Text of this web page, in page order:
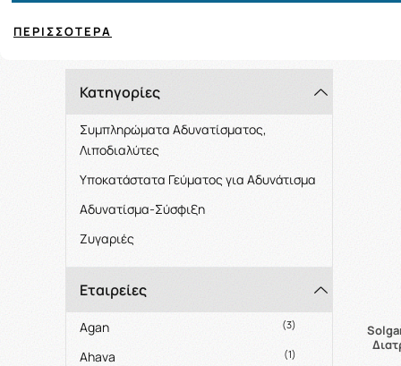
Κατηγορίες
Συμπληρώματα Αδυνατίσματος,
Λιποδιαλύτες
Υποκατάστατα Γεύματος για Αδυνάτισμα
Αδυνατίσμα-Σύσφιξη
Ζυγαριές
Εταιρείες
Agan (3)
Ahava (1)
ΠΕΡΙΣΣΌΤΕΡΑ